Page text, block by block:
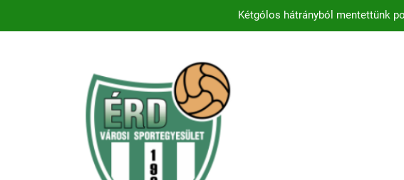
Kétgólos hátrányból mentettünk
Történelmet írt az I. Érdi Football Fesztivál – több mint 200 játékos
Ellenfelünk visszalépése miatt játék nélkül jutottunk tovább a
Kezdődik a 2026–2027-es szezon – hazai